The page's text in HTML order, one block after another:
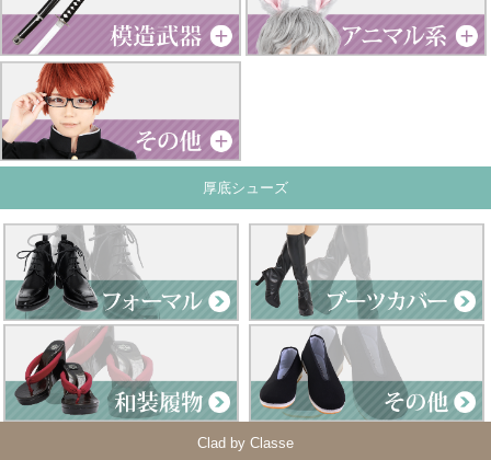
厚底シューズ
Clad by Classe